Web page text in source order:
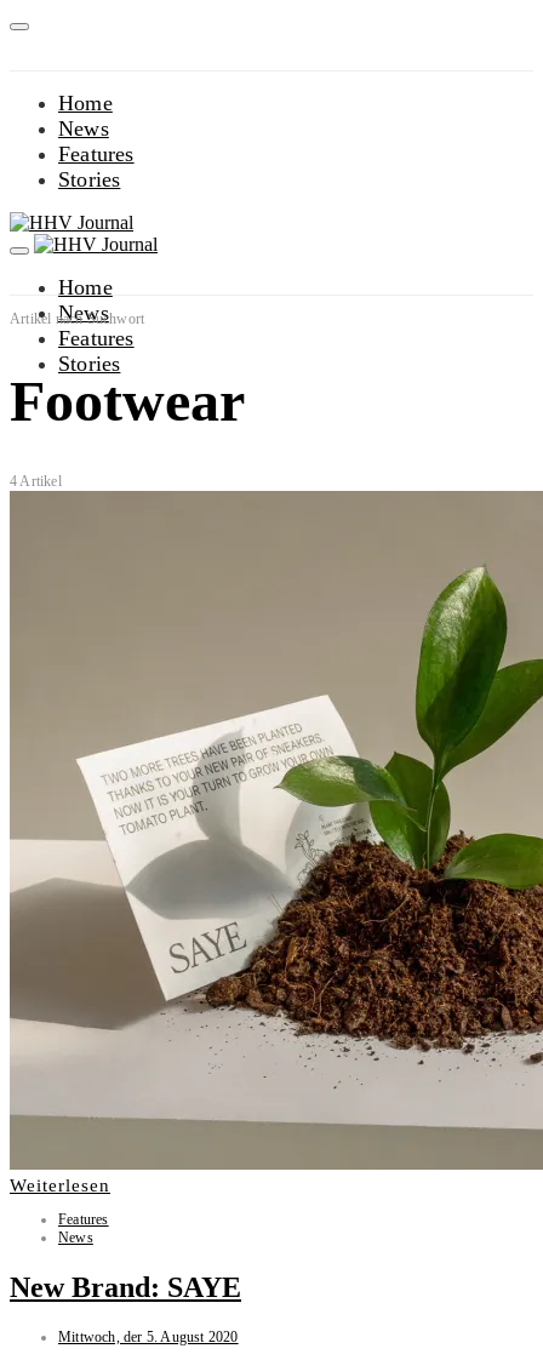
Home
News
Features
Stories
Home
News
Features
Stories
Artikel nach Suchwort
Footwear
4 Artikel
Weiterlesen
Features
News
New Brand: SAYE
Mittwoch, der 5. August 2020